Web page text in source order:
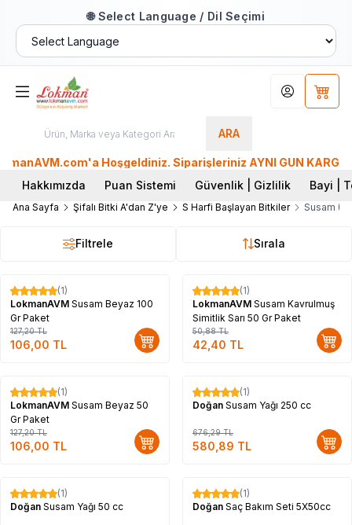
🌐 Select Language / Dil Seçimi
ARA
Hesabım
Hoşgeldiniz. Siparişleriniz AYNI GÜN
Hakkımızda
Puan Sistemi Güvenlik | Gizlilik Bayi |
Ana Sayfa Şifalı Bitki A'dan Z'ye S Harfi Başlayan Bitkiler Susam
Filtrele Sırala
%17
(1)
LokmanAVM Susam Beyaz 100
Gr Paket
127,20TL
106,00 TL
%17
(1)
LokmanAVM Susam Kavrulmuş
Simitlik Sarı 50 Gr Paket
50,88TL
42,40 TL
%17
(1)
LokmanAVM Susam Beyaz 50
Gr Paket
127,20TL
106,00 TL
%14
(1)
Doğan Susam Yağı 250 cc
676,29TL
580,89 TL
%17
(1)
Doğan Susam Yağı 50 cc
%15
(1)
Doğan Saç Bakım Seti 5X50cc